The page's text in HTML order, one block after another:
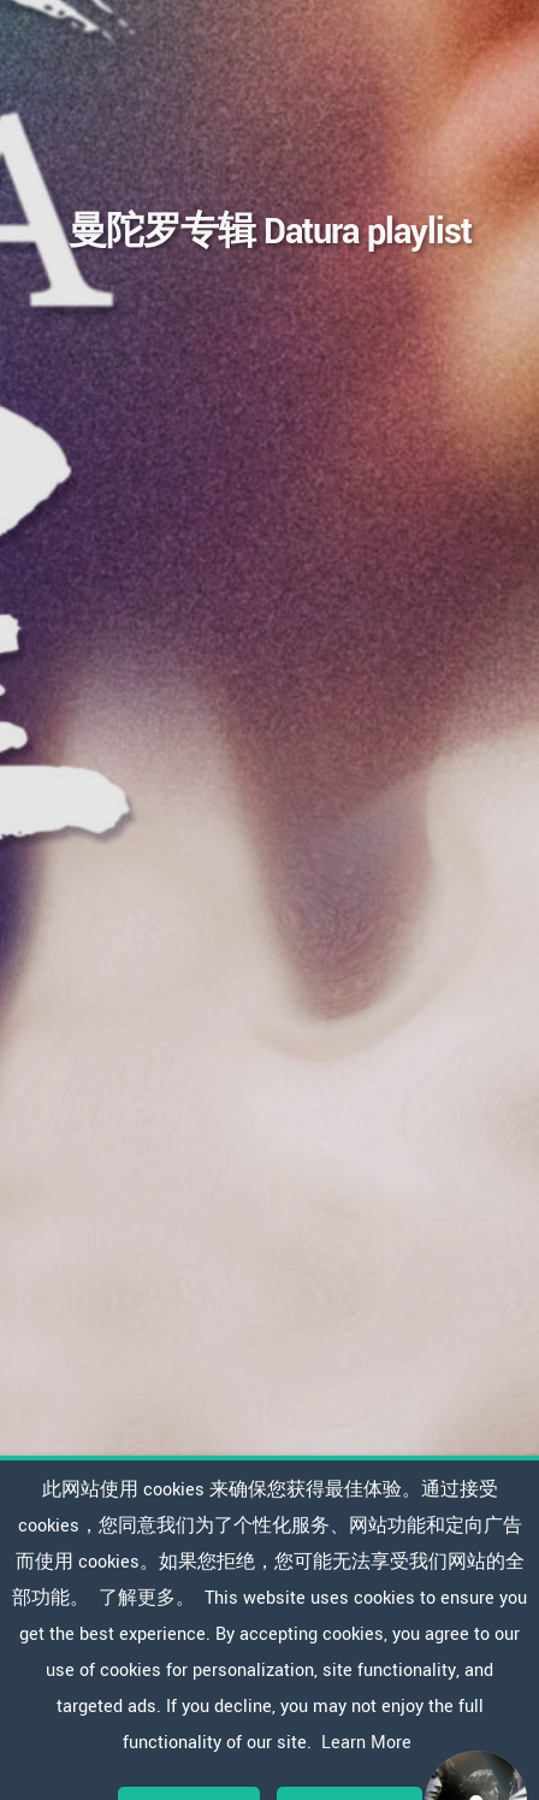
曼陀罗专辑 Datura playlist
此网站使用 cookies 来确保您获得最佳体验。通过接受
cookies，您同意我们为了个性化服务、网站功能和定向广告
而使用 cookies。如果您拒绝，您可能无法享受我们网站的全
部功能。
了解更多。
This website uses cookies to ensure you
get the best experience. By accepting cookies, you agree to our
use of cookies for personalization, site functionality, and
targeted ads. If you decline, you may not enjoy the full
functionality of our site. Learn More